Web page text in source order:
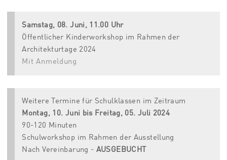
Samstag, 08. Juni, 11.00 Uhr
Öffentlicher Kinderworkshop im Rahmen der
Architekturtage 2024
Mit Anmeldung
Weitere Termine für Schulklassen im Zeitraum
Montag, 10. Juni bis Freitag, 05. Juli 2024
90-120 Minuten
Schulworkshop im Rahmen der Ausstellung
Nach Vereinbarung - AUSGEBUCHT